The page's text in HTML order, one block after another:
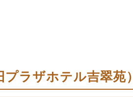
ラザホテル吉翠苑）